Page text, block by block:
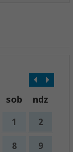
sob ndz
1 2
8 9